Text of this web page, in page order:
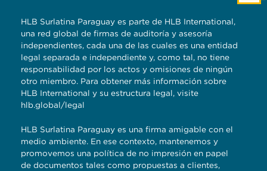
HLB Surlatina Paraguay es parte de HLB International,
una red global de firmas de auditoría y asesoría
independientes, cada una de las cuales es una entidad
legal separada e independiente y, como tal, no tiene
responsabilidad por los actos y omisiones de ningún
otro miembro. Para obtener más información sobre
HLB International y su estructura legal, visite
hlb.global/legal
HLB Surlatina Paraguay es una firma amigable con el
medio ambiente. En ese contexto, mantenemos y
promovemos una política de no impresión en papel
de documentos tales como propuestas a clientes,